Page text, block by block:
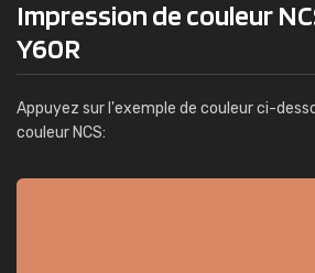
Impression de couleur
Y60R
Appuyez sur l'exemple de couleur ci-
couleur NCS: